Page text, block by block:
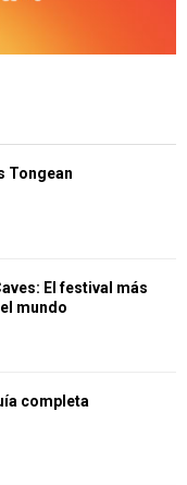
Tongean
El festival más
mundo
completa